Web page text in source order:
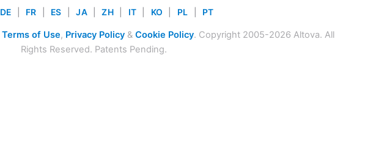
DE FR ES JA ZH IT KO PL PT
Terms of Use, Privacy Policy& Cookie Policy. Copyright 2005-2026 Altova. All
Rights Reserved. Patents Pending.